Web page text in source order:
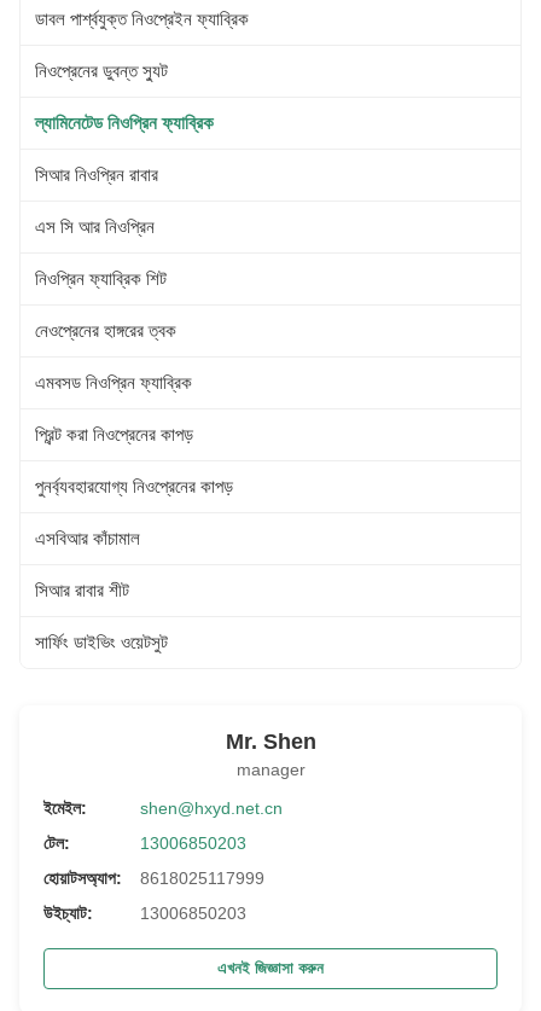
ডাবল পার্শ্বযুক্ত নিওপ্রেইন ফ্যাব্রিক
নিওপ্রেনের ডুবন্ত স্যুট
ল্যামিনেটেড নিওপ্রিন ফ্যাব্রিক
সিআর নিওপ্রিন রাবার
এস সি আর নিওপ্রিন
নিওপ্রিন ফ্যাব্রিক শিট
নেওপ্রেনের হাঙ্গরের ত্বক
এমবসড নিওপ্রিন ফ্যাব্রিক
প্রিন্ট করা নিওপ্রেনের কাপড়
পুনর্ব্যবহারযোগ্য নিওপ্রেনের কাপড়
এসবিআর কাঁচামাল
সিআর রাবার শীট
সার্ফিং ডাইভিং ওয়েটসুট
Mr. Shen
manager
ইমেইল:
shen@hxyd.net.cn
টেল:
13006850203
হোয়াটসঅ্যাপ:
8618025117999
উইচ্যাট:
13006850203
এখনই জিজ্ঞাসা করুন